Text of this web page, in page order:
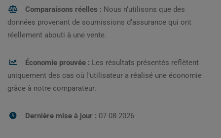
Comparaisons réelles : Nous n’utilisons que des
données provenant de soumissions d’assurance qui ont
réellement abouti à une vente.
Économie prouvée : Les résultats présentés reflètent
uniquement des cas où l’utilisateur a réalisé une économie
grâce à notre comparateur.
Dernière mise à jour : 07-08-2026